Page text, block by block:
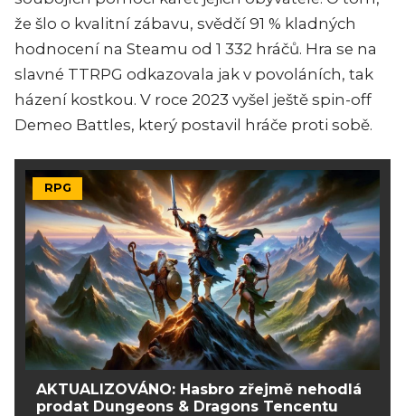
že šlo o kvalitní zábavu, svědčí 91 % kladných
hodnocení na Steamu od 1 332 hráčů. Hra se na
slavné TTRPG odkazovala jak v povoláních, tak
házení kostkou. V roce 2023 vyšel ještě spin-off
Demeo Battles, který postavil hráče proti sobě.
RPG
AKTUALIZOVÁNO: Hasbro zřejmě nehodlá
prodat Dungeons & Dragons Tencentu